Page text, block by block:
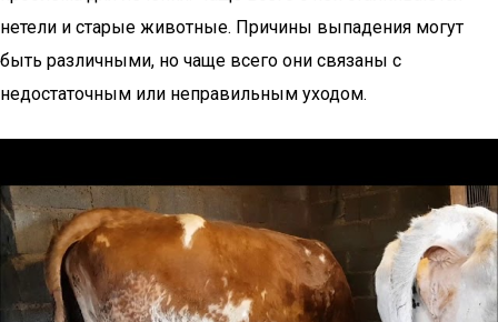
нетели и старые животные. Причины выпадения могут
быть различными, но чаще всего они связаны с
недостаточным или неправильным уходом.